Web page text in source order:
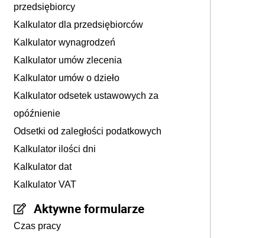
przedsiębiorcy
Kalkulator dla przedsiębiorców
Kalkulator wynagrodzeń
Kalkulator umów zlecenia
Kalkulator umów o dzieło
Kalkulator odsetek ustawowych za
opóźnienie
Odsetki od zaległości podatkowych
Kalkulator ilości dni
Kalkulator dat
Kalkulator VAT
Aktywne formularze
Czas pracy